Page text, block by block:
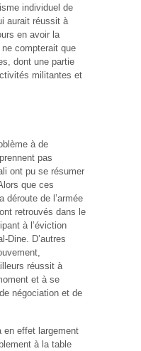
individuel de
aurait réussit à
en avoir la
compterait que
dont une partie
militantes et
à de
pas
ont pu se résumer
que ces
déroute de l’armée
retrouvés dans le
à l’éviction
Dine. D’autres
réussit à
et à se
négociation et de
en effet largement
à la table